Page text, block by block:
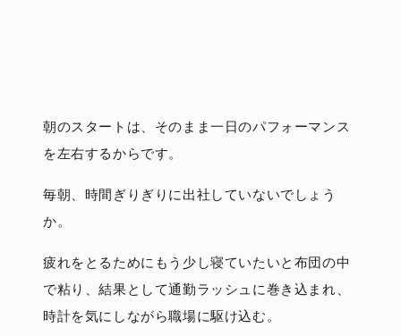
朝のスタートは、そのまま一日のパフォーマンス
を左右するからです。
毎朝、時間ぎりぎりに出社していないでしょう
か。
疲れをとるためにもう少し寝ていたいと布団の中
で粘り、結果として通勤ラッシュに巻き込まれ、
時計を気にしながら職場に駆け込む。